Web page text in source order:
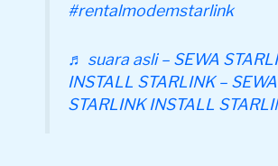
#rentalmodemstarlink
♬ suara asli – SEWA
INSTALL STARLINK – SEWA
STARLINK INSTALL